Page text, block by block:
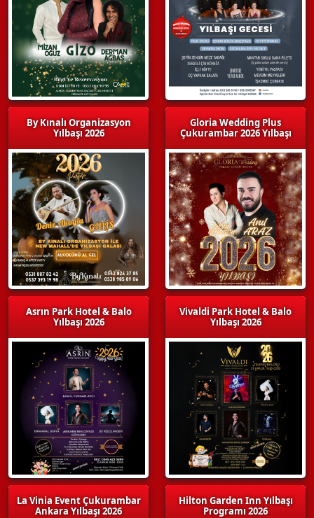
By Kınalı Organizasyon
Yılbaşı 2026
Asrın Park Hotel & Balo
Yılbaşı 2026
La Vinia Event Çukurambar
Ankara Yılbaşı 2026
Gloria Wedding Plus
Çukurambar 2026 Yılbaşı
Vivaldi Park Hotel & Balo
Yılbaşı 2026
Hilton Garden Inn Yılbaşı
Programı 2026